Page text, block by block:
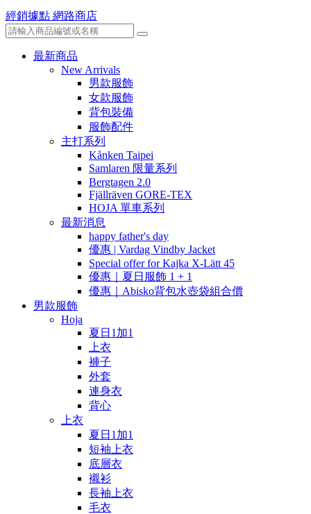
經銷據點 網路商店
最新商品
New Arrivals
男款服飾
女款服飾
背包裝備
服飾配件
主打系列
Kånken Taipei
Samlaren 限量系列
Bergtagen 2.0
Fjällräven GORE-TEX
HOJA 單車系列
最新消息
happy father's day
優惠 | Vardag Vindby Jacket
Special offer for Kajka X-Lätt 45
優惠｜夏日服飾 1 + 1
優惠｜Abisko背包水壺袋組合價
男款服飾
Hoja
夏日1加1
上衣
褲子
外套
連身衣
背心
上衣
夏日1加1
短袖上衣
底層衣
襯衫
長袖上衣
毛衣